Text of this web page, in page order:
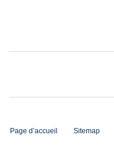
Page d’accueil Sitemap